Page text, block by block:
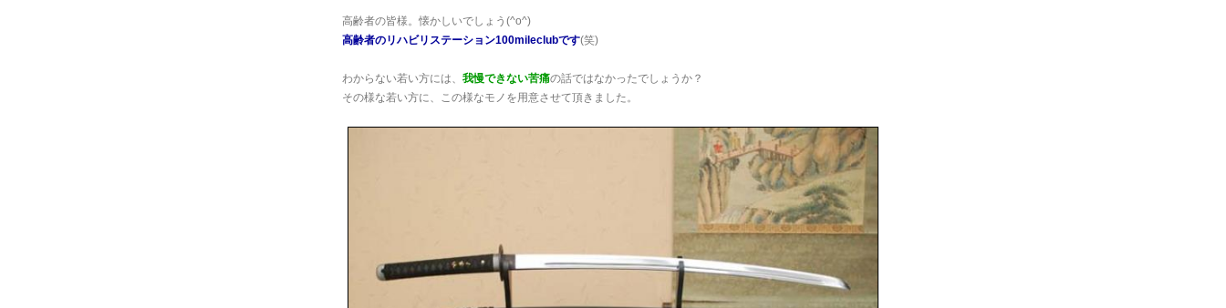
高齢者の皆様。懐かしいでしょう(^o^)
高齢者のリハビリステーション100mileclubです(笑)
わからない若い方には、 我慢できない苦痛の話ではなかったでしょうか？
その様な若い方に、この様なモノを用意させて頂きました。